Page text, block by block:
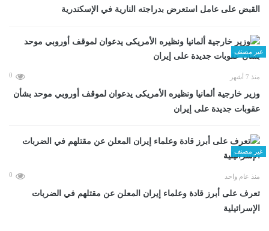
القبض على عامل استعرض بدراجته النارية في الإسكندرية
غير مصنف
منذ 7 أشهر 0
وزير خارجية ألمانيا ونظيره الأمريكى يدعوان لموقف أوروبي موحد بشأن
عقوبات جديدة على إيران
غير مصنف
منذ عام واحد 0
تعرف على أبرز قادة وعلماء إيران المعلن عن مقتلهم في الضربات
الإسرائيلية